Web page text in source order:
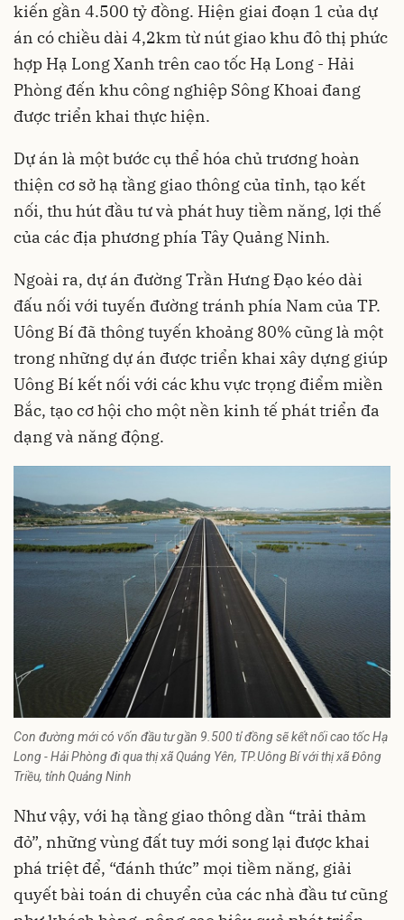
kiến gần 4.500 tỷ đồng. Hiện giai đoạn 1 của dự
án có chiều dài 4,2km từ nút giao khu đô thị phức
hợp Hạ Long Xanh trên cao tốc Hạ Long - Hải
Phòng đến khu công nghiệp Sông Khoai đang
được triển khai thực hiện.
Dự án là một bước cụ thể hóa chủ trương hoàn
thiện cơ sở hạ tầng giao thông của tỉnh, tạo kết
nối, thu hút đầu tư và phát huy tiềm năng, lợi thế
của các địa phương phía Tây Quảng Ninh.
Ngoài ra, dự án đường Trần Hưng Đạo kéo dài
đấu nối với tuyến đường tránh phía Nam của TP.
Uông Bí đã thông tuyến khoảng 80% cũng là một
trong những dự án được triển khai xây dựng giúp
Uông Bí kết nối với các khu vực trọng điểm miền
Bắc, tạo cơ hội cho một nền kinh tế phát triển đa
dạng và năng động.
Con đường mới có vốn đầu tư gần 9.500 tỉ đồng sẽ kết nối cao tốc Hạ
Long - Hải Phòng đi qua thị xã Quảng Yên, TP.Uông Bí với thị xã Đông
Triều, tỉnh Quảng Ninh
Như vậy, với hạ tầng giao thông dần “trải thảm
đỏ”, những vùng đất tuy mới song lại được khai
phá triệt để, “đánh thức” mọi tiềm năng, giải
quyết bài toán di chuyển của các nhà đầu tư cũng